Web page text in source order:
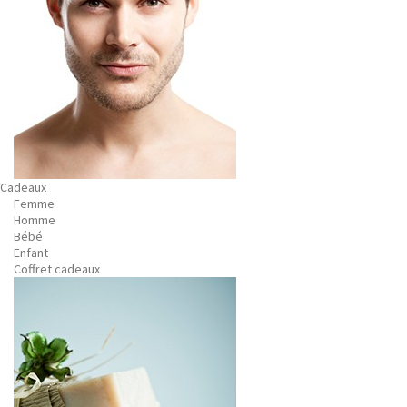
Cadeaux
Femme
Homme
Bébé
Enfant
Coffret cadeaux